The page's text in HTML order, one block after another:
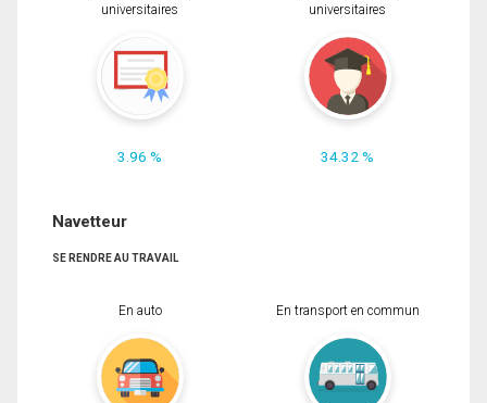
universitaires
3.96 %
universitaires
34.32 %
Navetteur
SE RENDRE AU TRAVAIL
En auto En transport en commun